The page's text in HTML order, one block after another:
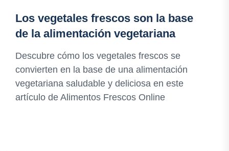
Los vegetales frescos son la base
de la alimentación vegetariana
Descubre cómo los vegetales frescos se
convierten en la base de una alimentación
vegetariana saludable y deliciosa en este
artículo de Alimentos Frescos Online